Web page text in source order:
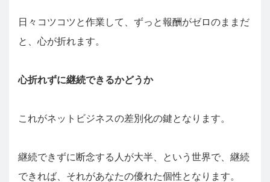
日々コツコツと作業して、ずっと報酬がゼロのままだ
と、心が折れます。
心折れずに継続できるかどうか
これがネットビジネスの差別化の鍵となります。
継続できずに断念する人が大半、という世界で、継続
できれば、それがあなたの優れた個性となります。